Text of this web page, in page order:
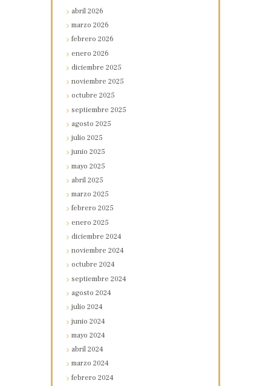
abril2026
marzo2026
febrero2026
enero2026
diciembre2025
noviembre2025
octubre2025
septiembre2025
agosto2025
julio2025
junio2025
mayo2025
abril2025
marzo2025
febrero2025
enero2025
diciembre2024
noviembre2024
octubre2024
septiembre2024
agosto2024
julio2024
junio2024
mayo2024
abril2024
marzo2024
febrero2024